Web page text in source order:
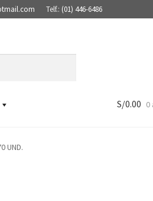
Telf.: (01) 446-6486
S/0.00 0
UND.